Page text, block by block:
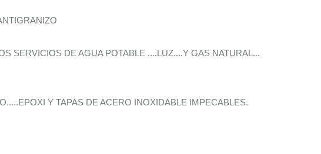
SERVICIOS DE AGUA POTABLE ....LUZ....Y GAS NATURAL...
Y TAPAS DE ACERO INOXIDABLE IMPECABLES.